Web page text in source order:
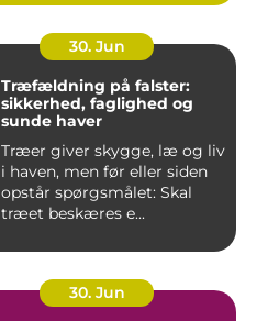
30. Jun
Træfældning på falster:
sikkerhed, faglighed og
sunde haver
Træer giver skygge, læ og liv
i haven, men før eller siden
opstår spørgsmålet: Skal
træet beskæres e...
30. Jun